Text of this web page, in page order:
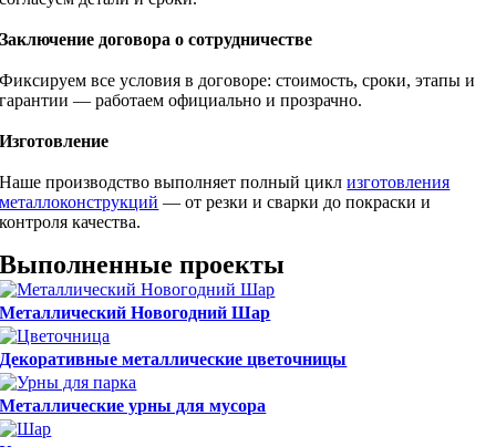
Заключение договора о сотрудничестве
Фиксируем все условия в договоре: стоимость, сроки, этапы и
гарантии — работаем официально и прозрачно.
Изготовление
Наше производство выполняет полный циклизготовления
металлоконструкций — от резки и сварки до покраски и
контроля качества.
Выполненные проекты
Металлический Новогодний Шар
Декоративные металлические цветочницы
Металлические урны для мусора